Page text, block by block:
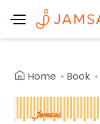
Home Book